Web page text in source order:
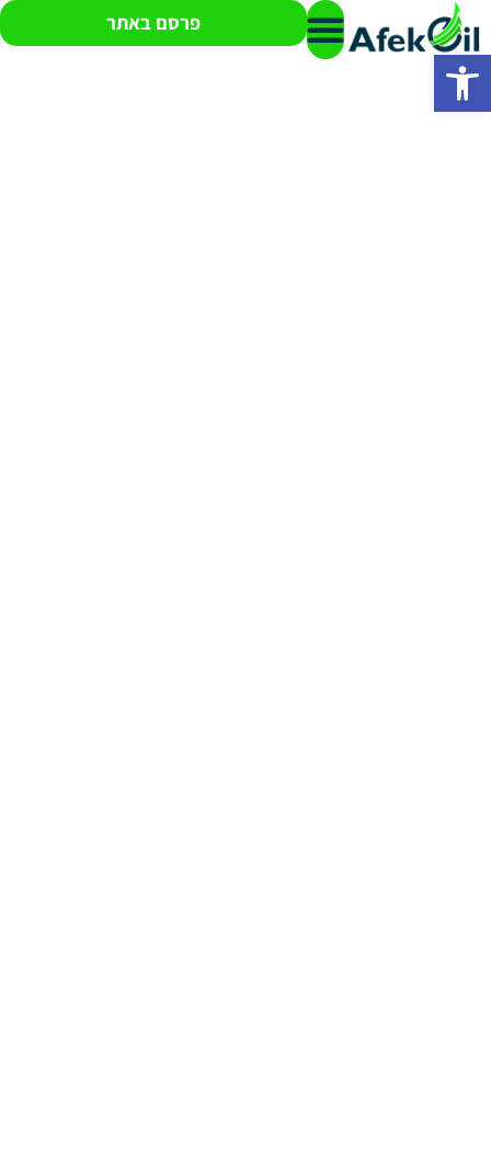
פתח סרגל נגישות
פרסם באתר